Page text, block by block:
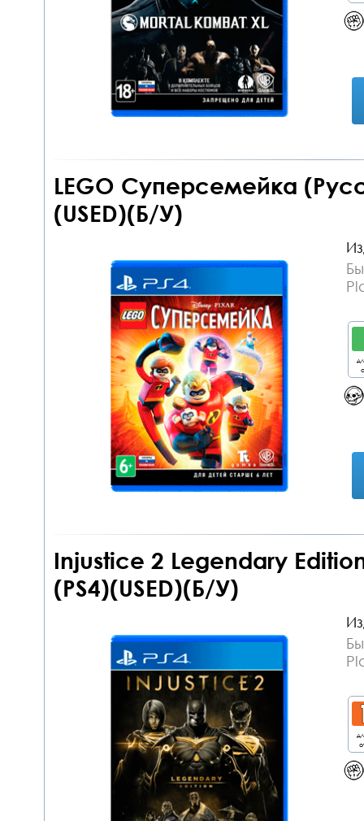
LEGO Суперсемейка
(USED)(Б/У)
Injustice 2 Legendary
(PS4)(USED)(Б/У)